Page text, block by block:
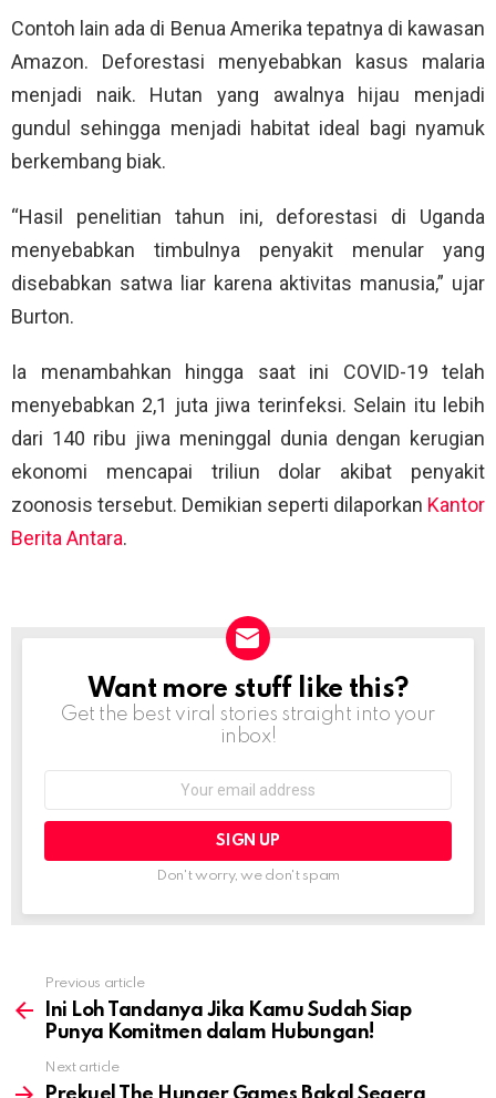
Contoh lain ada di Benua Amerika tepatnya di kawasan
Amazon. Deforestasi menyebabkan kasus malaria
menjadi naik. Hutan yang awalnya hijau menjadi
gundul sehingga menjadi habitat ideal bagi nyamuk
berkembang biak.
“Hasil penelitian tahun ini, deforestasi di Uganda
menyebabkan timbulnya penyakit menular yang
disebabkan satwa liar karena aktivitas manusia,” ujar
Burton.
Ia menambahkan hingga saat ini COVID-19 telah
menyebabkan 2,1 juta jiwa terinfeksi. Selain itu lebih
dari 140 ribu jiwa meninggal dunia dengan kerugian
ekonomi mencapai triliun dolar akibat penyakit
zoonosis tersebut. Demikian seperti dilaporkan Kantor
Berita Antara.
NEWSLETTER
Want more stuff like this?
Get the best viral stories straight into your
inbox!
Don't worry, we don't spam
more
Previous article
Ini Loh Tandanya Jika Kamu Sudah Siap
Punya Komitmen dalam Hubungan!
Next article